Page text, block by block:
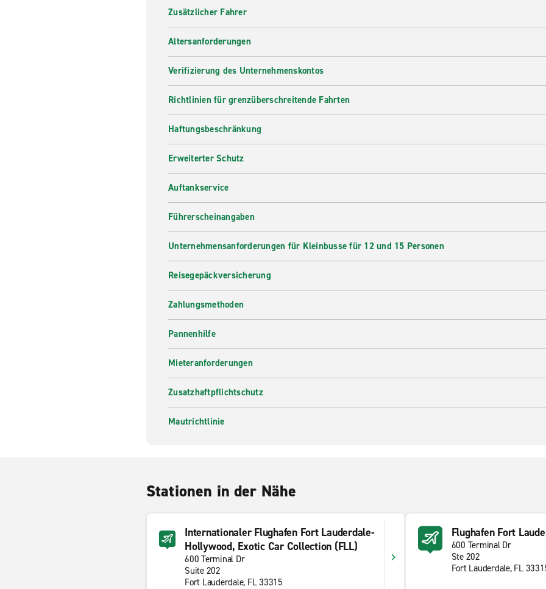
Zusätzlicher Fahrer
Altersanforderungen
Verifizierung des Unternehmenskontos
Richtlinien für grenzüberschreitende Fahrten
Haftungsbeschränkung
Erweiterter Schutz
Auftankservice
Führerscheinangaben
Unternehmensanforderungen für Kleinbusse für 12 und 15 Personen
Reisegepäckversicherung
Zahlungsmethoden
Pannenhilfe
Mieteranforderungen
Zusatzhaftpflichtschutz
Mautrichtlinie
Stationen in der Nähe
Internationaler Flughafen Fort Lauderdale-
Hollywood, Exotic Car Collection (FLL)
600 Terminal Dr
Suite 202
Fort Lauderdale, FL 33315
Flughafen Fort
600 Terminal Dr
Ste 202
Fort Lauderdale, FL